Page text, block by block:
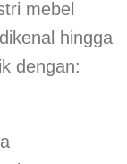
mebel
hingga
dengan: